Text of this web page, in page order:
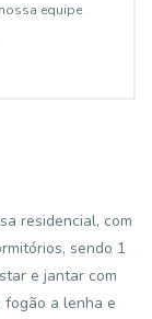
equipe
residencial, com
sendo 1
e jantar com
fogão a lenha e